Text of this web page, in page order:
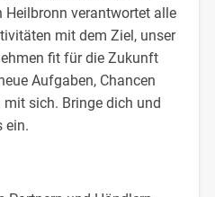
verantwortet alle
mit dem Ziel, unser
fit für die Zukunft
Aufgaben, Chancen
sich. Bringe dich und
ein.